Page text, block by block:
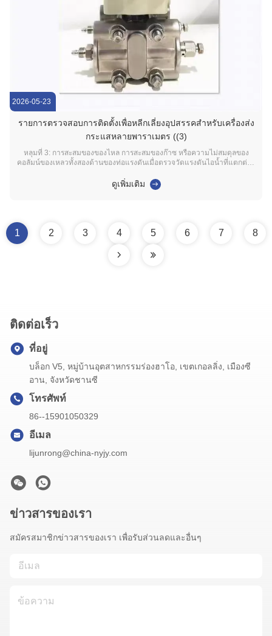
2026-05-23
รายการตรวจสอบการติดตั้งเพื่อหลีกเลี่ยงอุปสรรคสําหรับเครื่องส่ง
กระแสหลายพาราเมตร ((3)
หลุมที่ 3: การสะสมของของไหล การสะสมของก๊าซ หรือความไม่สมดุลของ
คอลัมน์ของเหลวทั้งสองด้านของท่อแรงดันเมื่อตรวจวัดแรงดันไอน้ำที่แตกต่าง
ไซต์งานหลายแห่งไม่ได้มีปัญหากับเครื่องมือ แต่มีปัญหากับท่อแรงดัน:ความ
ชันของท่อแรงดันไม่ถูกต้องความ...
ดูเพิ่มเติม
1 2 3 4 5 6 7 8
ติดต่อเร็ว
ที่อยู่
บล็อก V5, หมู่บ้านอุตสาหกรรมร่องฮาโอ, เขตเกอลลิ่ง, เมืองซี
อาน, จังหวัดชานซี
โทรศัพท์
86--15901050329
อีเมล
lijunrong@china-nyjy.com
ข่าวสารของเรา
สมัครสมาชิกข่าวสารของเรา เพื่อรับส่วนลดและอื่นๆ